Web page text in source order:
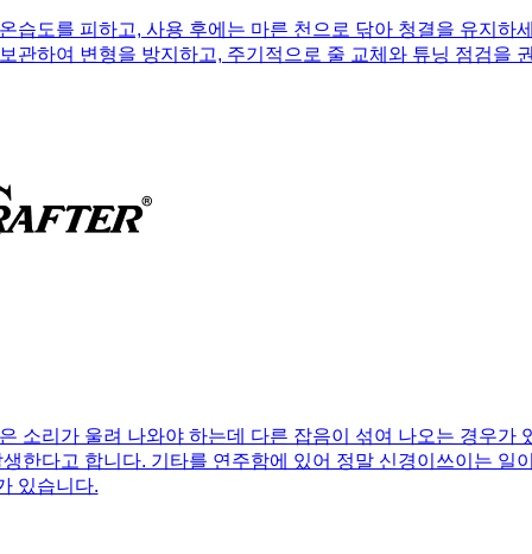
습도를 피하고, 사용 후에는 마른 천으로 닦아 청결을 유지하
관하여 변형을 방지하고, 주기적으로 줄 교체와 튜닝 점검을
소리가 울려 나와야 하는데 다른 잡음이 섞여 나오는 경우가
한다고 합니다. 기타를 연주함에 있어 정말 신경이쓰이는 일
있습니다.